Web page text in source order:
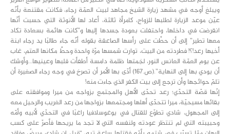
ويبلغ أوجه في مشهد زيارة الشيخ مجاهد لبيت العمّة رجاء، فكانت مقتنعة بأنّه
عيّن موعد الزيارة لطلبها للزواج، كامرأة ثالثة، أعاد لها الأنوثة التي حسبت أنّها
انقرضت في داخلها، واحتفلت بعودة جسدها إليها و”كانت هائمة بسعادة تكاد
معها تطير” إلى أن حطَّت على رأسها الصاعقة بقوله أنّه جاء طالبًا يد رجاء ابنة
أخيها رعد!؟! فطردته من البيت، توارت شمسها مرّة واحدة وحطَّ مكانها العتم، غاب
عن يوم العمّة العانس النور، لجَمتها ظلمة دامسة أطفأت قلبها وعينيها…وأوشك
أن يودي بها إلى النهاية”.(ص.167) أدّى بها الأمر أن تصرخ في وجه رجاء الصغيرة أن
تلمّ حوائجها وأن ترجع إلى بيت الكفر الذي جاءت منه!
إنّها قصّة التحدّي؛ رعد تحدّى الأهل والمجتمع بزواجه من ميرا وموافقته على
بقائها مسيحيّة، ميرا تتحدّى أهلها ومجتمعها بزواجها من رعد الغريب والرحيل معه
إلى المجهول، شادي تطوّع للقتال في يوغوسلافيا راغبًا في التحدّي لأبيه وأمّه
وحبيبته التي لم تنتظر عودته ولنفسه التي لا تجد ما يريحها فأصرّ على كسب